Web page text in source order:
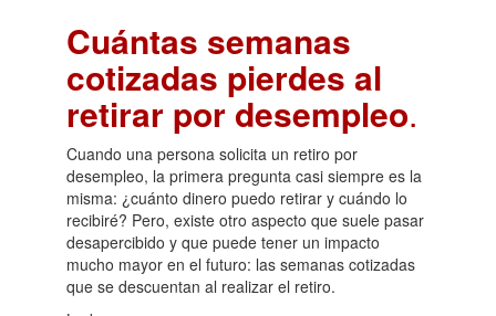
Cuántas semanas
cotizadas pierdes al
retirar por desempleo.
Cuando una persona solicita un retiro por
desempleo, la primera pregunta casi siempre es la
misma: ¿cuánto dinero puedo retirar y cuándo lo
recibiré? Pero, existe otro aspecto que suele pasar
desapercibido y que puede tener un impacto
mucho mayor en el futuro: las semanas cotizadas
que se descuentan al realizar el retiro.